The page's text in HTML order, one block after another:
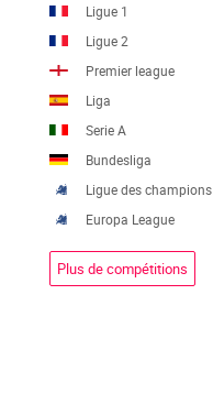
Ligue 1
Ligue 2
Premier league
Liga
Serie A
Bundesliga
Ligue des champions
Europa League
Plus de compétitions